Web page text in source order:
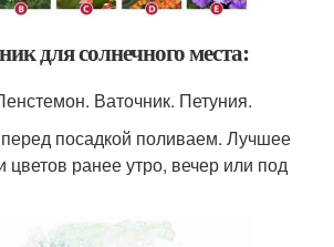
для солнечного места:
Ваточник. Петуния.
посадкой поливаем. Лучшее
цветов ранее утро, вечер или под